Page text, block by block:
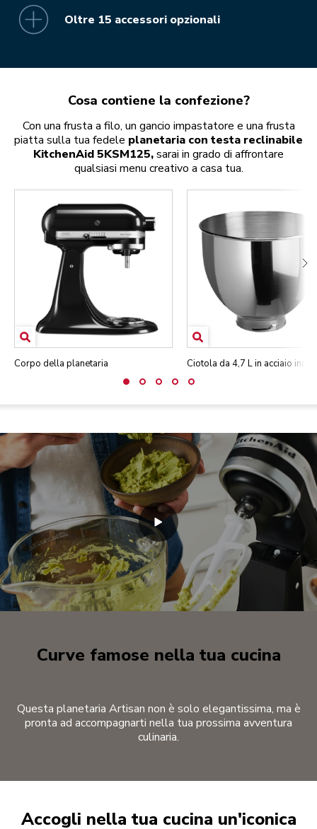
Oltre 15 accessori opzionali
Cosa contiene la confezione?
Con una frusta a filo, un gancio impastatore e una frusta
piatta sulla tua fedele planetaria con testa reclinabile
KitchenAid 5KSM125,sarai in grado di affrontare
qualsiasi menu creativo a casa tua.
Corpo della planetaria Ciotola da 4,7 L in acciaio inox
Curve famose nella tua cucina
Questa planetaria Artisan non è solo elegantissima, ma è
pronta ad accompagnarti nella tua prossima avventura
culinaria.
Accogli nella tua cucina un'iconica